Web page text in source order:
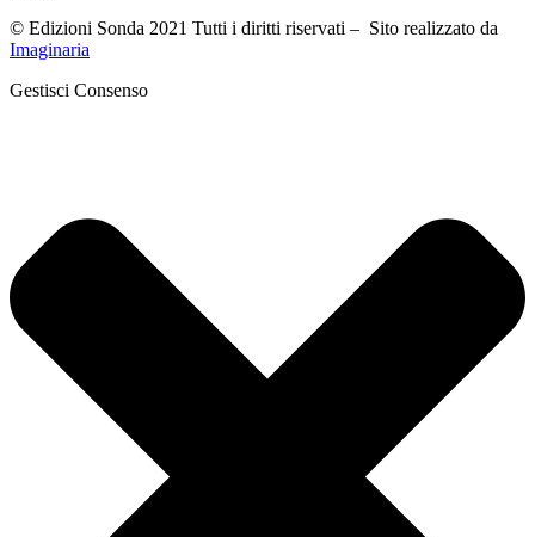
© Edizioni Sonda 2021 Tutti i diritti riservati – Sito realizzato da
Imaginaria
Gestisci Consenso